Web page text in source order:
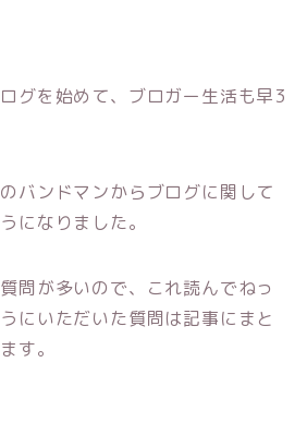
グを始めて、ブロガー生活も早3
バンドマンからブログに関して
になりました。
問が多いので、これ読んでねっ
にいただいた質問は記事にまと
す。